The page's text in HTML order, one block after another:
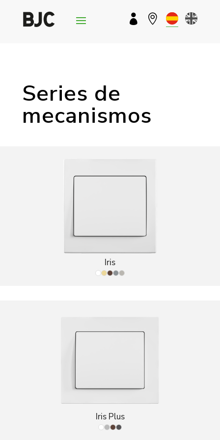
 
Series de
mecanismos
Iris
Iris Plus